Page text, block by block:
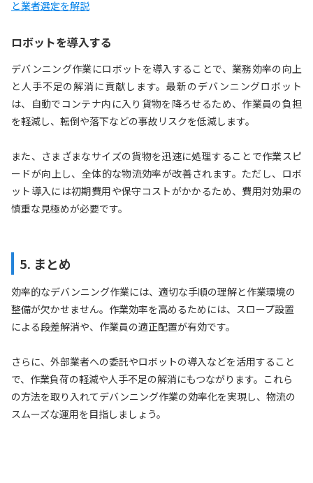
と業者選定を解説
ロボットを導入する
デバンニング作業にロボットを導入することで、業務効率の向上
と人手不足の解消に貢献します。最新のデバンニングロボット
は、自動でコンテナ内に入り貨物を降ろせるため、作業員の負担
を軽減し、転倒や落下などの事故リスクを低減します。
また、さまざまなサイズの貨物を迅速に処理することで作業スピ
ードが向上し、全体的な物流効率が改善されます。ただし、ロボ
ット導入には初期費用や保守コストがかかるため、費用対効果の
慎重な見極めが必要です。
5. まとめ
効率的なデバンニング作業には、適切な手順の理解と作業環境の
整備が欠かせません。作業効率を高めるためには、スロープ設置
による段差解消や、作業員の適正配置が有効です。
さらに、外部業者への委託やロボットの導入などを活用すること
で、作業負荷の軽減や人手不足の解消にもつながります。これら
の方法を取り入れてデバンニング作業の効率化を実現し、物流の
スムーズな運用を目指しましょう。